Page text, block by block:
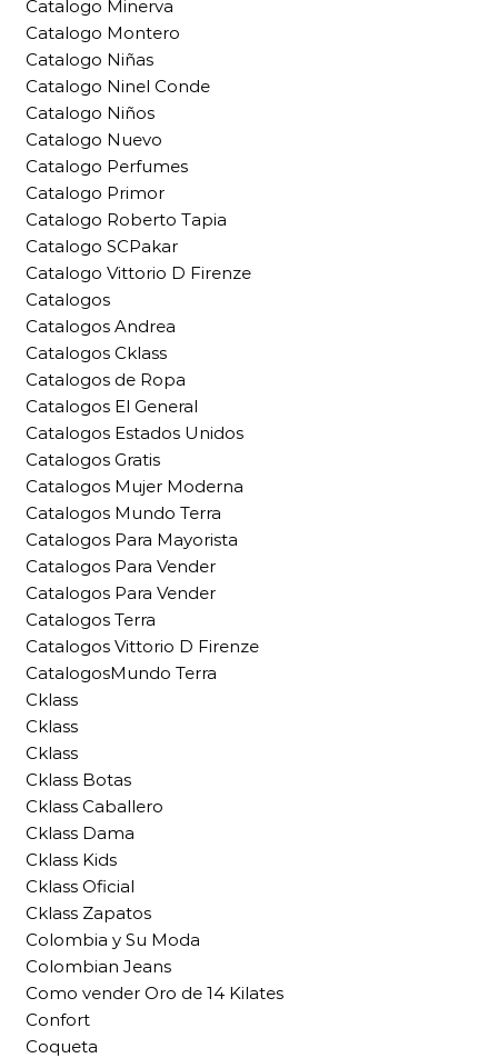
Catalogo Minerva
Catalogo Montero
Catalogo Niñas
Catalogo Ninel Conde
Catalogo Niños
Catalogo Nuevo
Catalogo Perfumes
Catalogo Primor
Catalogo Roberto Tapia
Catalogo SCPakar
Catalogo Vittorio D Firenze
Catalogos
Catalogos Andrea
Catalogos Cklass
Catalogos de Ropa
Catalogos El General
Catalogos Estados Unidos
Catalogos Gratis
Catalogos Mujer Moderna
Catalogos Mundo Terra
Catalogos Para Mayorista
Catalogos Para Vender
Catalogos Para Vender
Catalogos Terra
Catalogos Vittorio D Firenze
CatalogosMundo Terra
Cklass
Cklass
Cklass
Cklass Botas
Cklass Caballero
Cklass Dama
Cklass Kids
Cklass Oficial
Cklass Zapatos
Colombia y Su Moda
Colombian Jeans
Como vender Oro de 14 Kilates
Confort
Coqueta